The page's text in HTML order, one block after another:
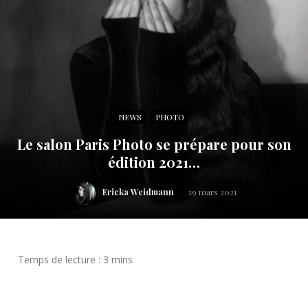
NEWS PHOTO
Le salon Paris Photo se prépare pour son
édition 2021…
Ericka Weidmann 29 mars 2021